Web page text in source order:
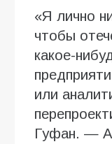
«Я лично
чтобы
какое-
или
Гуфан. — А